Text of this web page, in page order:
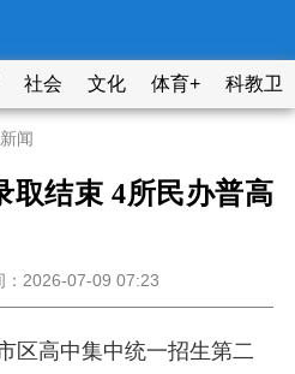
社会 文化 体育+ 科教卫
闻
取结束 4所民办普高
：2026-07-09 07:23
区高中集中统一招生第二